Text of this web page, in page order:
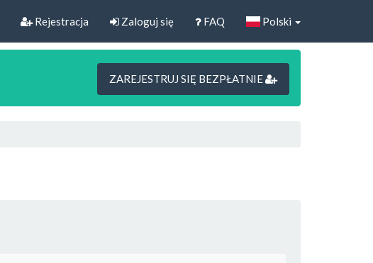
Rejestracja Zaloguj się FAQ Polski
ZAREJESTRUJ SIĘ BEZPŁATNIE